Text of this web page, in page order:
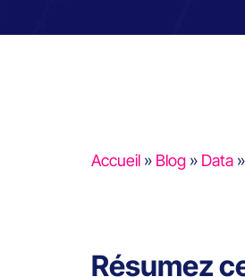
Accueil » Blog » Data »
Résumez